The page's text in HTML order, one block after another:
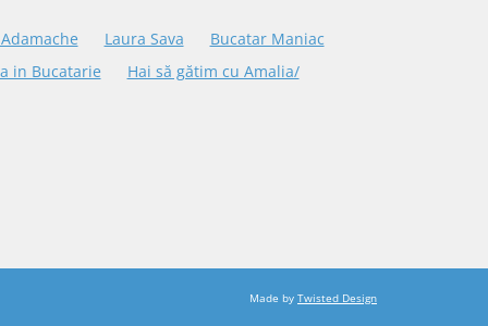
Laura Sava
Bucatar Maniac
in Bucatarie
Hai să gătim cu Amalia/
Made by Twisted Design